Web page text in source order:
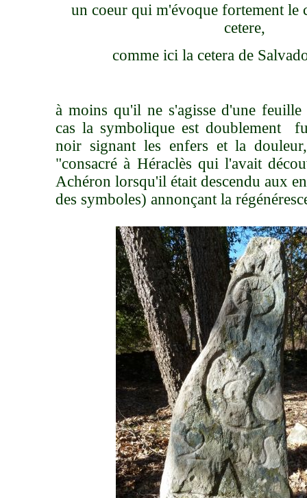
un coeur qui m'évoque fortement le
cetere,
comme ici la cetera de
à moins qu'il ne s'agisse d'une
cas la symbolique est doublement
noir signant les enfers et la
"consacré à Héraclès qui l'avait
Achéron lorsqu'il était descendu aux
des symboles) annonçant la